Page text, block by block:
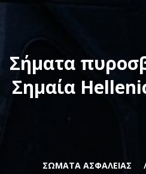
Σήματα
Σημαία
ΣΩΜΑΤΑ ΑΣΦΑΛΕΙΑΣ